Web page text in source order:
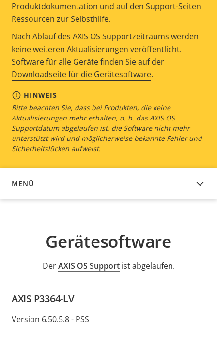
Produktdokumentation und auf den Support-Seiten
Ressourcen zur Selbsthilfe.
Nach Ablauf des AXIS OS Supportzeitraums werden
keine weiteren Aktualisierungen veröffentlicht.
Software für alle Geräte finden Sie auf der
Downloadseite für die Gerätesoftware.
HINWEIS
Bitte beachten Sie, dass bei Produkten, die keine
Aktualisierungen mehr erhalten, d. h. das AXIS OS
Supportdatum abgelaufen ist, die Software nicht mehr
unterstützt wird und möglicherweise bekannte Fehler und
Sicherheitslücken aufweist.
MENÜ
GERÄTESOFTWARE
Gerätesoftware
DerAXIS OS Supportist abgelaufen.
AXIS P3364-LV
Version 6.50.5.8 - PSS